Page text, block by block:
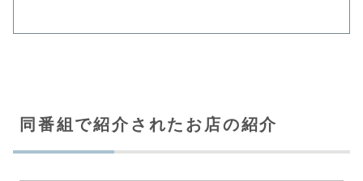
同番組で紹介されたお店の紹介